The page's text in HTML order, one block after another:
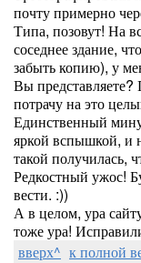
почту примерно
Типа, позовут! На
соседнее здание,
забыть копию), у
Вы
потрачу на это
Единственный
яркой вспышкой, и
такой получилась,
Редкостный ужос!
вести. :))
А в целом, ура
тоже ура!
вверх^ к полной